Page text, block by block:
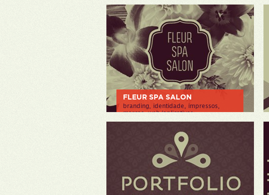
> VER PROJETO
FLEUR SPA SALON
branding, identidade, impressos,
marcas, web/aplicativos
> VER PROJETO